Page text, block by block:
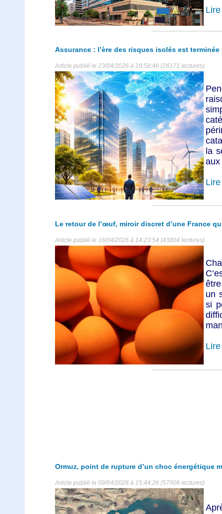
Assurance : l’ère des risques isolés est terminée
Article publié le 23/04/2026 à 19:58:46 (26171 lectures)
la
aux
Le retour de l’œuf, miroir discret d’une France
Article publié le 16/04/2026 à 14:23:54 (43804 lectures)
un
si
Ormuz, point de rupture d’un choc énergétique
Article publié le 09/04/2026 à 15:44:26 (57006 lectures)